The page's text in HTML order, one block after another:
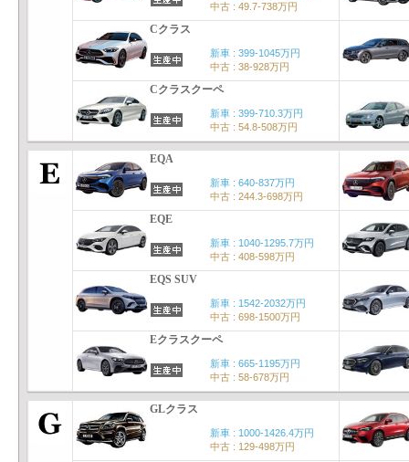
中古 : 49.7-738万円
Cクラス
新車 : 399-1045万円
中古 : 38-928万円
Cクラスクーペ
新車 : 399-710.3万円
中古 : 54.8-508万円
EQA
新車 : 640-837万円
中古 : 244.3-698万円
EQE
新車 : 1040-1295.7万円
中古 : 408-598万円
EQS SUV
新車 : 1542-2032万円
中古 : 698-1500万円
Eクラスクーペ
新車 : 665-1195万円
中古 : 58-678万円
GLクラス
新車 : 1000-1426.4万円
中古 : 129-498万円